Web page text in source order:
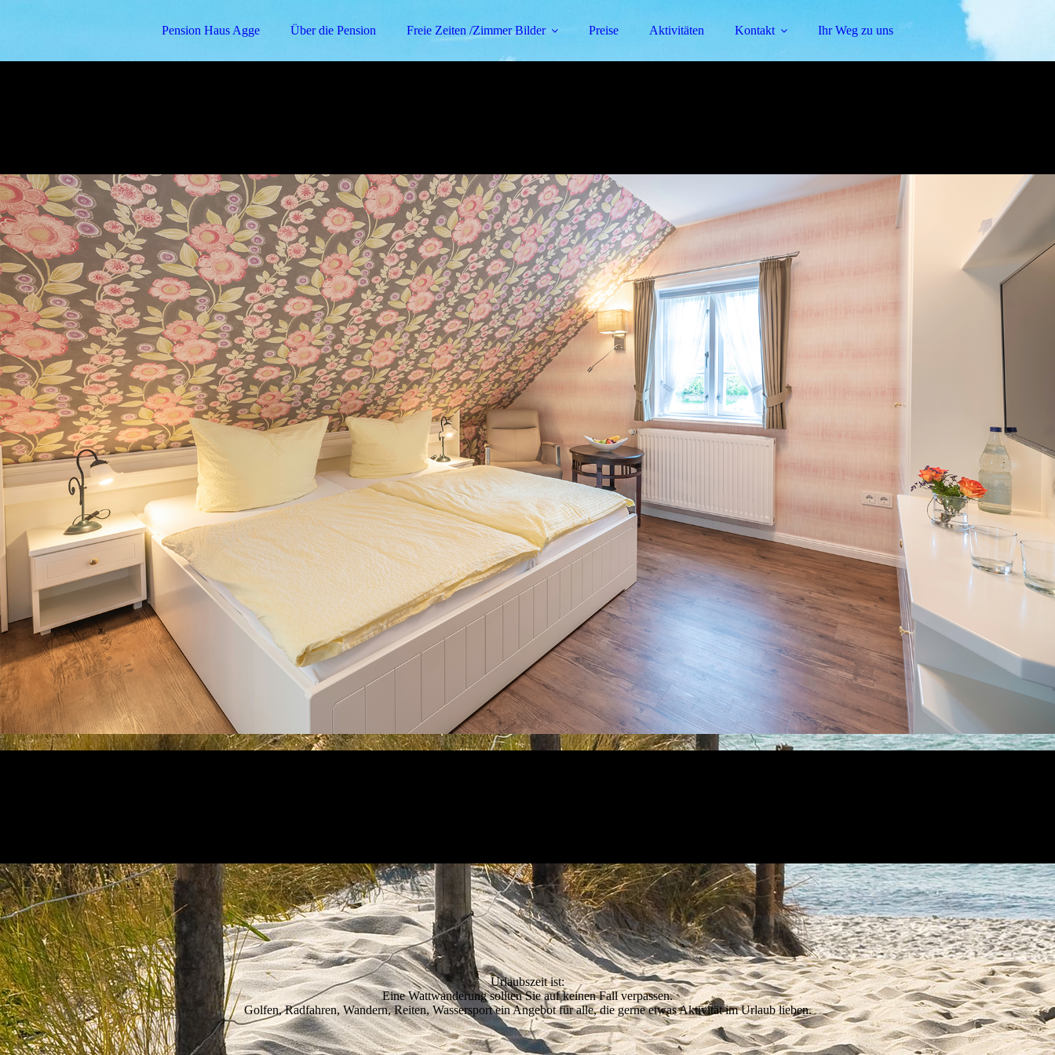
Pension Haus Agge Über die Pension Freie Zeiten /Zimmer Bilder Preise Aktivitäten Kontakt Ihr Weg zu uns
Urlaubszeit ist:
Eine Wattwanderung sollten Sie auf keinen Fall verpassen.
Golfen, Radfahren, Wandern, Reiten, Wassersport ein Angebot für alle, die gerne etwas Aktivität im Urlaub lieben.